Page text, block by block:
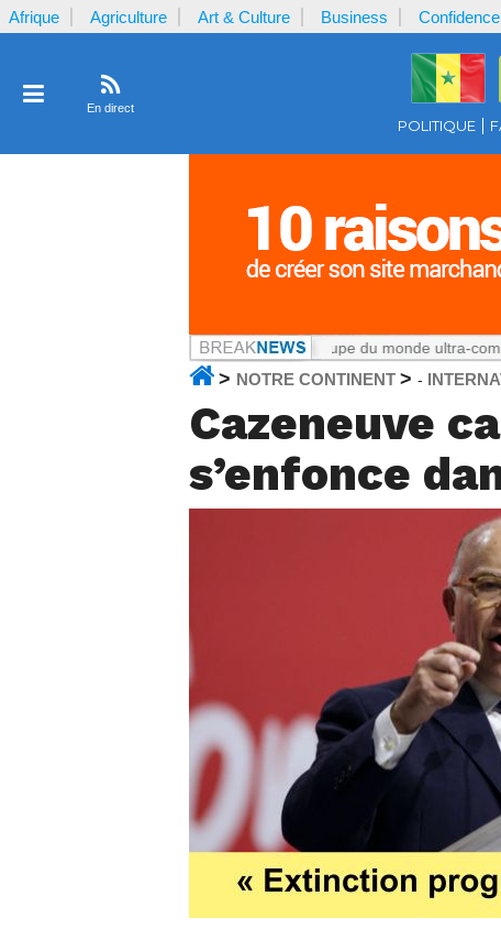
Afrique Agriculture Art & Culture Business Confidence
En direct
POLITIQUE
Notrecontinent.com : La Coupe du monde ultra-
> NOTRE CONTINENT > -
Cazeneuve
s’enfonce